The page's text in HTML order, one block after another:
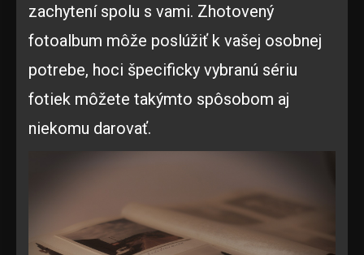
zachytení spolu s vami. Zhotovený
fotoalbum môže poslúžiť k vašej osobnej
potrebe, hoci špecificky vybranú sériu
fotiek môžete takýmto spôsobom aj
niekomu darovať.